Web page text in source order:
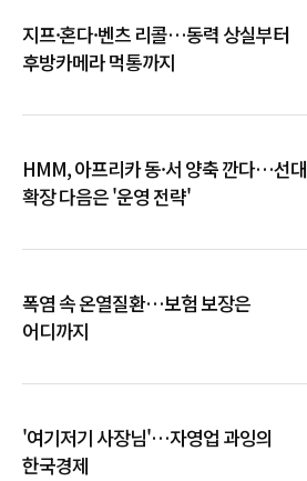
지프·혼다·벤츠 리콜…동력 상실부터
후방카메라 먹통까지
HMM, 아프리카 동·서 양축 깐다…선대
확장 다음은 '운영 전략'
폭염 속 온열질환…보험 보장은
어디까지
'여기저기 사장님'…자영업 과잉의
한국경제